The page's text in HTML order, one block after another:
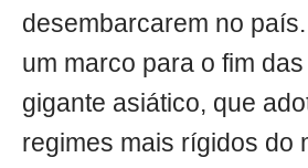
desembarcarem no
um marco para o fim
gigante asiático, que
regimes mais rígidos do